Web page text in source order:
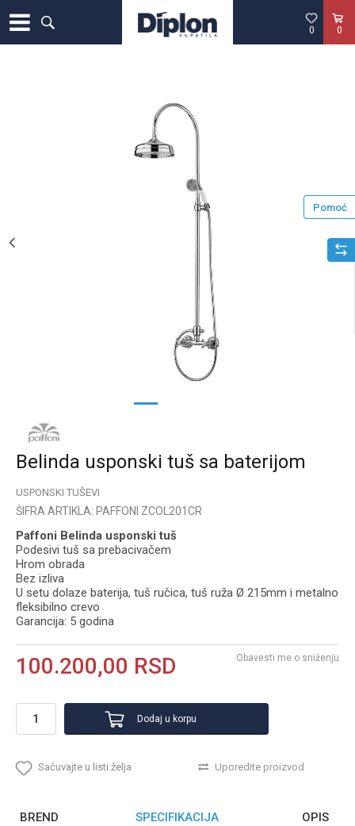
0
0
1
Belinda usponski tuš sa baterijom
USPONSKI TUŠEVI
ŠIFRA ARTIKLA: PAFFONI ZCOL201CR
Paffoni Belinda usponski tuš
Podesivi tuš sa prebacivačem
Hrom obrada
Bez izliva
U setu dolaze baterija, tuš ručica, tuš ruža Ø 215mm i metalno
fleksibilno crevo
Garancija: 5 godina
100.200,00 RSD Obavesti me o sniženju
Dodaj u korpu
Sačuvajte u listi želja Uporedite proizvod
Pomoć
BREND SPECIFIKACIJA OPIS